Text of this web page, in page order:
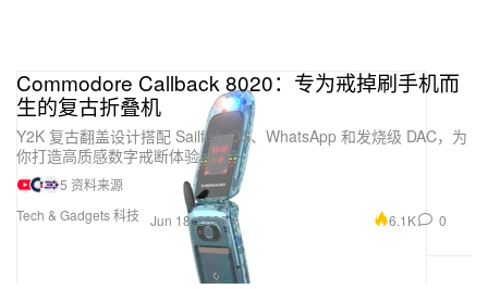
Tech & Gadgets 科技
Commodore Callback 8020：专为戒掉刷手机而
生的复古折叠机
Y2K 复古翻盖设计搭配 Sailfish OS、WhatsApp 和发烧级 DAC，为
你打造高质感数字戒断体验。
5 资料来源
Jun 18, 2026
6.1K 0